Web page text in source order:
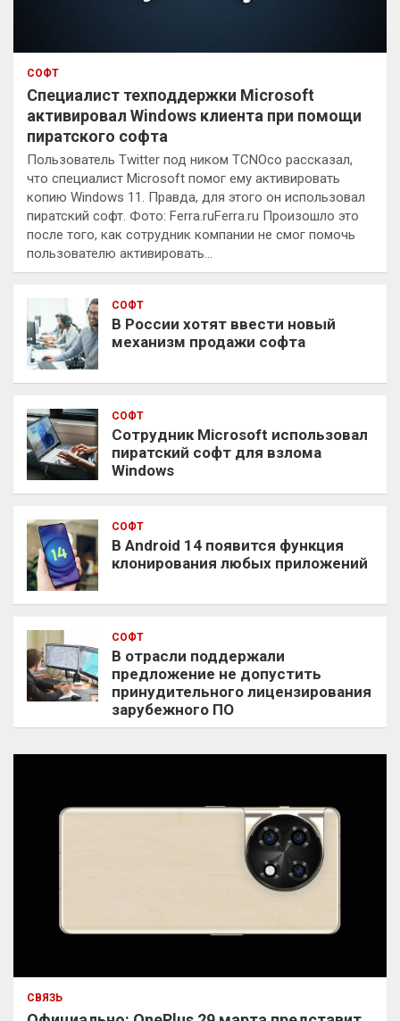
СОФТ
Специалист техподдержки Microsoft
активировал Windows клиента при помощи
пиратского софта
Пользователь Twitter под ником TCNOco рассказал,
что специалист Microsoft помог ему активировать
копию Windows 11. Правда, для этого он использовал
пиратский софт. Фото: Ferra.ruFerra.ru Произошло это
после того, как сотрудник компании не смог помочь
пользователю активировать…
СОФТ
В России хотят ввести новый
механизм продажи софта
СОФТ
Сотрудник Microsoft использовал
пиратский софт для взлома
Windows
СОФТ
В Android 14 появится функция
клонирования любых приложений
СОФТ
В отрасли поддержали
предложение не допустить
принудительного лицензирования
зарубежного ПО
СВЯЗЬ